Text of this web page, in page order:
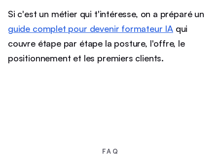
Si c'est un métier qui t'intéresse, on a préparé un
guide complet pour devenir formateur IAqui
couvre étape par étape la posture, l'offre, le
positionnement et les premiers clients.
FAQ